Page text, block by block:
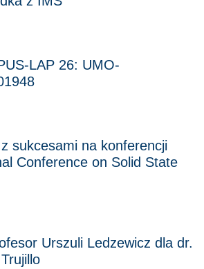
LAP 26: UMO-
sukcesami na konferencji
Conference on Solid State
Urszuli Ledzewicz dla dr.